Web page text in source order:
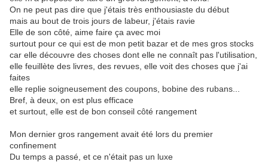
On ne peut pas dire que j'étais très enthousiaste du début
mais au bout de trois jours de labeur, j'étais ravie
Elle de son côté, aime faire ça avec moi
surtout pour ce qui est de mon petit bazar et de mes gros stocks
car elle découvre des choses dont elle ne connaît pas l'utilisation,
elle feuillète des livres, des revues, elle voit des choses que j'ai
faites
elle replie soigneusement des coupons, bobine des rubans...
Bref, à deux, on est plus efficace
et surtout, elle est de bon conseil côté rangement
Mon dernier gros rangement avait été lors du premier
confinement
Du temps a passé, et ce n'était pas un luxe